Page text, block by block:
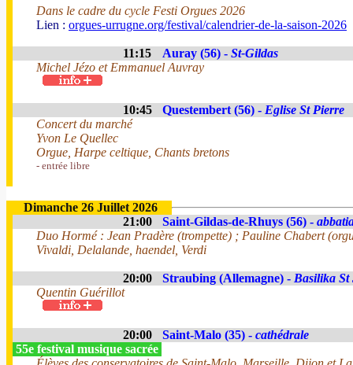
Dans le cadre du cycle Festi Orgues 2026
Lien : orgues-urrugne.org/festival/calendrier-de-la-saison-2026
11:15 Auray (56) - St-Gildas
Michel Jézo et Emmanuel Auvray
10:45 Questembert (56) - Eglise St Pierre
Concert du marché
Yvon Le Quellec
Orgue, Harpe celtique, Chants bretons
- entrée libre
Dimanche 26 Juillet 2026
21:00
Saint-Gildas-de-Rhuys (56) -
Duo Hormé : Jean Pradère (trompette) ; Pauline Chabert
Vivaldi, Delalande, haendel, Verdi
20:00 Straubing (Allemagne) - Basilika St
Quentin Guérillot
20:00 Saint-Malo (35) - cathédrale
55e festival musique sacrée